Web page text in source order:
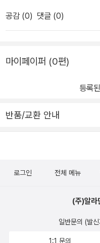
을 역임하고 현재는 필리핀
음식을 적극적으로 알리고 있
경제연구원 원장을 역임하고
로 인물들을 소개하는데..글
데,치유'산업'이라 하는 만큼
이지에 충주시 농업기술센터
공감 (0) 댓글 (0)
마이페이퍼 (0편)
등록
반품/교환 안내
로그인 전체 메뉴
(주)알라
일반문의 (발
1:1 문의